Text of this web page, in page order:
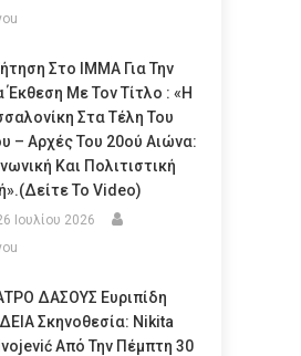
Στο ΙΜΜΑ Για Την
Έκθεση Με Τον Τίτλο : «Η
Στα Τέλη Του
– Αρχές Του 20ού Αιώνα:
Και Πολιτιστική
Το Video)
Ιουλίου 2026
ΔΑΣΟΥΣ Ευριπίδη
Σκηνοθεσία: Nikita
Από Την Πέμπτη 30